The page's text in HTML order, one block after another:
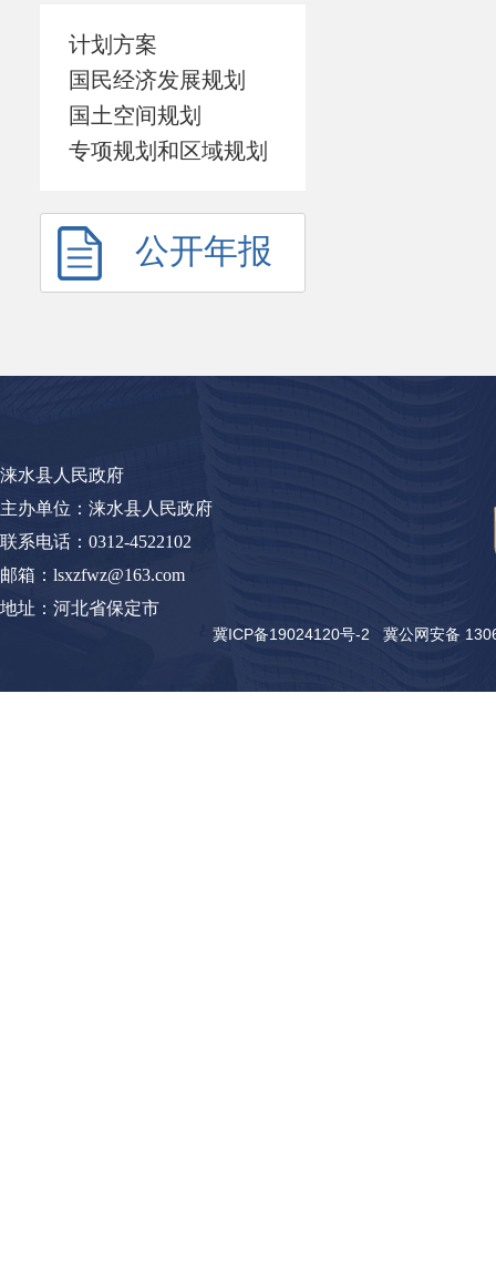
计划方案
国民经济发展规划
国土空间规划
专项规划和区域规划
公开年报
涞水县人民政府
主办单位：涞水县人民政府
联系电话：0312-4522102
邮箱：lsxzfwz@163.com
地址：河北省保定市
冀ICP备19024120号-2 冀公网安备